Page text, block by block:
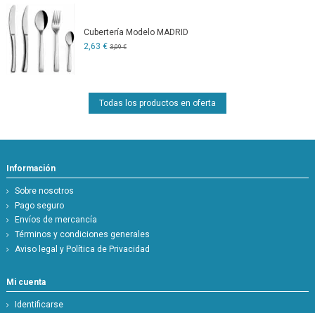
Cubertería Modelo MADRID
2,63 € 3,09 €
Todas los productos en oferta
Información
Sobre nosotros
Pago seguro
Envíos de mercancía
Términos y condiciones generales
Aviso legal y Política de Privacidad
Mi cuenta
Identificarse